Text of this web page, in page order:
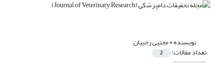
نویسنده =مجتبی رجبیان
تعداد مقالات: 2